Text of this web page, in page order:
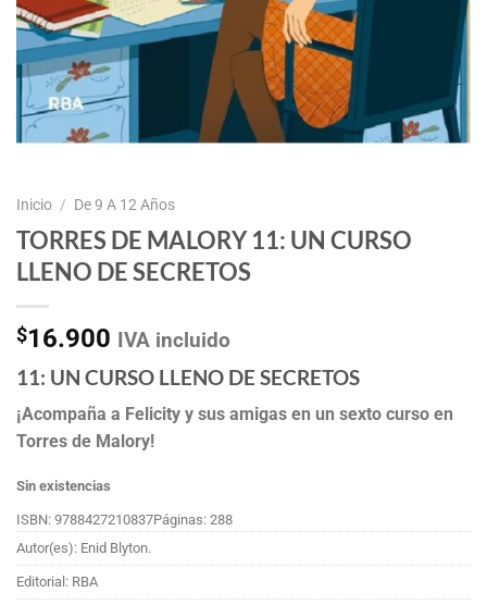
Inicio / De 9 A 12 Años
TORRES DE MALORY 11: UN CURSO
LLENO DE SECRETOS
$16.900 IVA incluido
11: UN CURSO LLENO DE SECRETOS
¡Acompaña a Felicity y sus amigas en un sexto curso en
Torres de Malory!
Sin existencias
ISBN: 9788427210837Páginas: 288
Autor(es): Enid Blyton.
Editorial: RBA